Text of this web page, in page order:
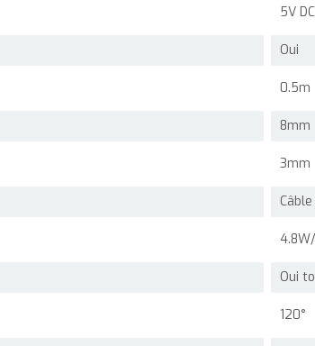
5V DC
Oui
0.5m
8mm
3mm
Câble
Oui
120°